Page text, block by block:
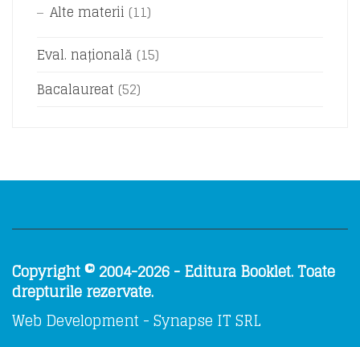
Alte materii (11)
Eval. națională (15)
Bacalaureat (52)
Copyright © 2004-2026 - Editura Booklet. Toate
drepturile rezervate.
Web Development - Synapse IT SRL